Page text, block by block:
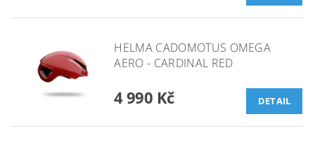
HELMA CADOMOTUS OMEGA
AERO - CARDINAL RED
4 990 Kč DETAIL